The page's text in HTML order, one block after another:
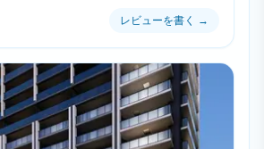
レビューを書く →